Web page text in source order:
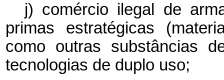
j) comércio ilegal de
primas estratégicas
como outras substâncias
tecnologias de duplo uso;